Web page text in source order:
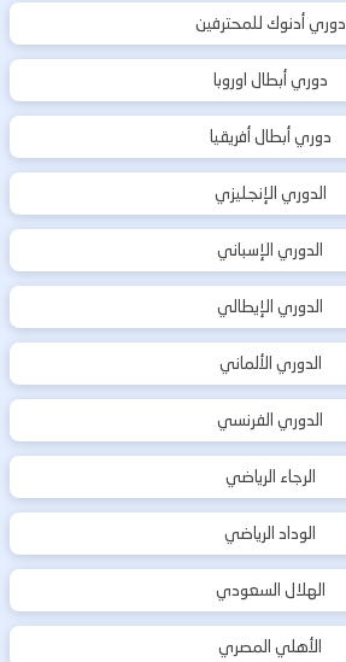
دوري أدنوك للمحترفين
دوري أبطال اوروبا
دوري أبطال أفريقيا
الدوري الإنجليزي
الدوري الإسباني
الدوري الإيطالي
الدوري الألماني
الدوري الفرنسي
الرجاء الرياضي
الوداد الرياضي
الهلال السعودي
الأهلي المصري